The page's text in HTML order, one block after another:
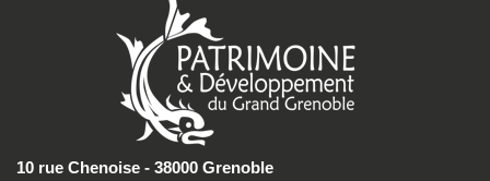
10 rue Chenoise - 38000 Grenoble